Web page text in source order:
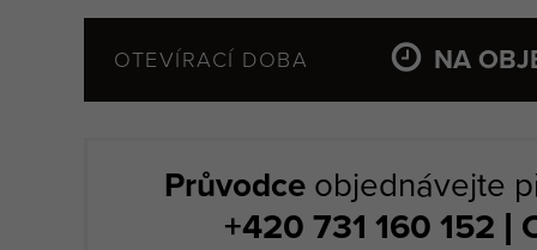
OTEVÍRACÍ DOBA NA
Průvodce objednávejte
+420 731 160 152 |